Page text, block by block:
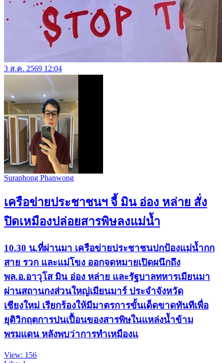
3 ส.ค. 2569 12:04
Suraphong Phanwong
เครือข่ายประชาชนฯ จี้ มิน อ่อง หล่าย สั่ง
ปิดเหมืองปล่อยสารพิษลงแม่น้ำ
10.30 น.ที่ผ่านมา เครือข่ายประชาชนปกป้องแม่น้ำกก
สาย รวก และแม่โขง ออกจดหมายเปิดผนึกถึง
พล.อ.อาวุโส มิน อ่อง หล่าย และรัฐบาลทหารเมียนมา
ผ่านสถานกงส่วนใหญ่เมียนมาร์ ประจำจังหวัด
เชียงใหม่ เรียกร้องให้มีมาตรการขั้นเด็ดขาดทันทีเพื่อ
ยุติวิกฤตการปนเปื้อนของสารพิษในแหล่งน้ำข้าม
พรมแดน หลังพบว่าการทำเหมืองแ
View: 156